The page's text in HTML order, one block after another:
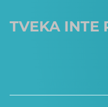
TVEKA INTE